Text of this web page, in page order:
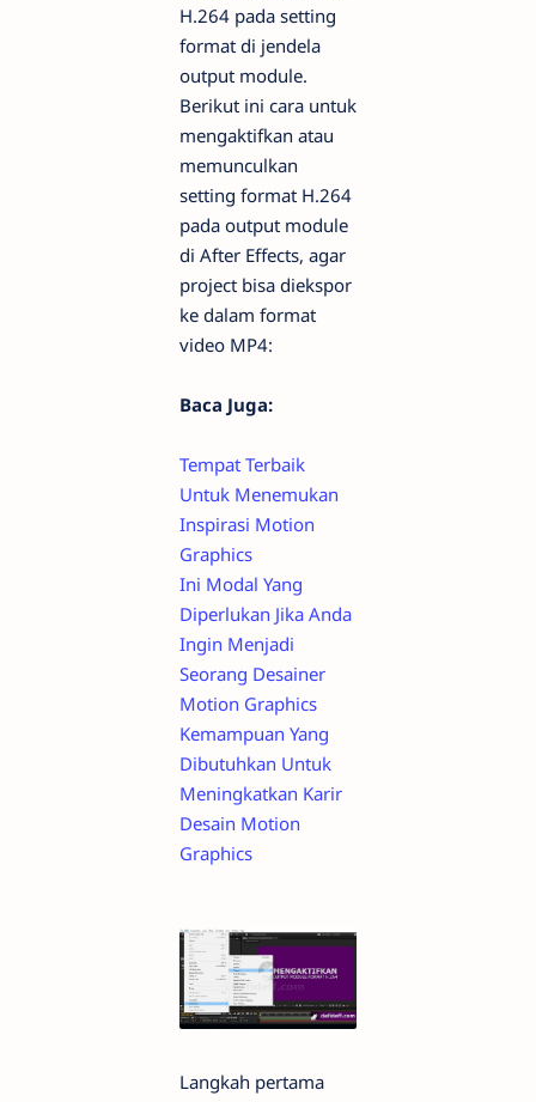
H.264 pada setting
format di jendela
output module.
Berikut ini cara untuk
mengaktifkan atau
memunculkan
setting format H.264
pada output module
di After Effects, agar
project bisa diekspor
ke dalam format
video MP4:
Baca Juga:
Tempat Terbaik
Untuk Menemukan
Inspirasi Motion
Graphics
Ini Modal Yang
Diperlukan Jika Anda
Ingin Menjadi
Seorang Desainer
Motion Graphics
Kemampuan Yang
Dibutuhkan Untuk
Meningkatkan Karir
Desain Motion
Graphics
Langkah pertama